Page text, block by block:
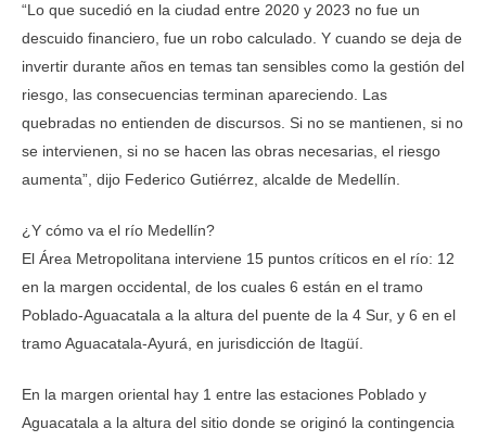
“Lo que sucedió en la ciudad entre 2020 y 2023 no fue un
descuido financiero, fue un robo calculado. Y cuando se deja de
invertir durante años en temas tan sensibles como la gestión del
riesgo, las consecuencias terminan apareciendo. Las
quebradas no entienden de discursos. Si no se mantienen, si no
se intervienen, si no se hacen las obras necesarias, el riesgo
aumenta”, dijo Federico Gutiérrez, alcalde de Medellín.
¿Y cómo va el río Medellín?
El Área Metropolitana interviene 15 puntos críticos en el río: 12
en la margen occidental, de los cuales 6 están en el tramo
Poblado-Aguacatala a la altura del puente de la 4 Sur, y 6 en el
tramo Aguacatala-Ayurá, en jurisdicción de Itagüí.
En la margen oriental hay 1 entre las estaciones Poblado y
Aguacatala a la altura del sitio donde se originó la contingencia